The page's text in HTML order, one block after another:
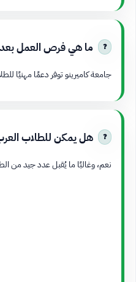
ما هي فرص العمل بعد
جامعة كاميرينو توفر دعمًا مهنيًا
هل يمكن للطلاب
نعم، وغالبًا ما يُقبل عدد جيد من